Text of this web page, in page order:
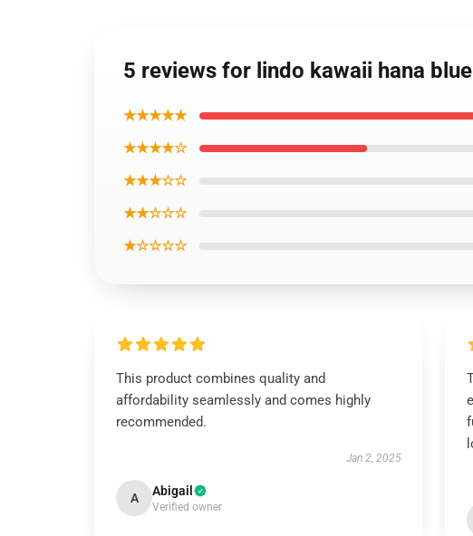
5 reviews for lindo kawaii hana
★★★★★
★★★★☆
★★★☆☆
★★☆☆☆
★☆☆☆☆
This product combines quality and
affordability seamlessly and comes highly
recommended.
Jan 2, 2025
A Abigail
Verified owner